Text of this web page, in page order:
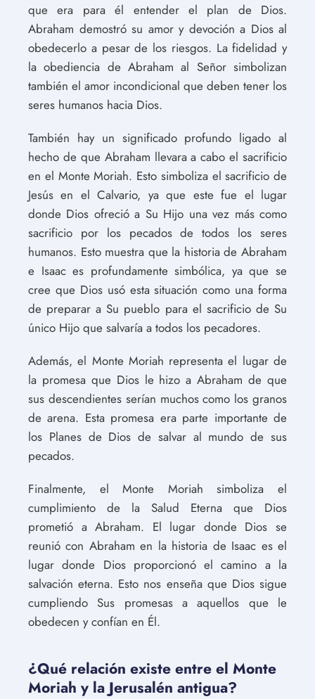
que era para él entender el plan de Dios.
Abraham demostró su amor y devoción a Dios al
obedecerlo a pesar de los riesgos. La fidelidad y
la obediencia de Abraham al Señor simbolizan
también el amor incondicional que deben tener los
seres humanos hacia Dios.
También hay un significado profundo ligado al
hecho de que Abraham llevara a cabo el sacrificio
en el Monte Moriah. Esto simboliza el sacrificio de
Jesús en el Calvario, ya que este fue el lugar
donde Dios ofreció a Su Hijo una vez más como
sacrificio por los pecados de todos los seres
humanos. Esto muestra que la historia de Abraham
e Isaac es profundamente simbólica, ya que se
cree que Dios usó esta situación como una forma
de preparar a Su pueblo para el sacrificio de Su
único Hijo que salvaría a todos los pecadores.
Además, el Monte Moriah representa el lugar de
la promesa que Dios le hizo a Abraham de que
sus descendientes serían muchos como los granos
de arena. Esta promesa era parte importante de
los Planes de Dios de salvar al mundo de sus
pecados.
Finalmente, el Monte Moriah simboliza el
cumplimiento de la Salud Eterna que Dios
prometió a Abraham. El lugar donde Dios se
reunió con Abraham en la historia de Isaac es el
lugar donde Dios proporcionó el camino a la
salvación eterna. Esto nos enseña que Dios sigue
cumpliendo Sus promesas a aquellos que le
obedecen y confían en Él.
¿Qué relación existe entre el Monte
Moriah y la Jerusalén antigua?